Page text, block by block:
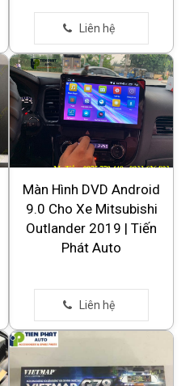
Màn Hình DVD Android
9.0 Cho Xe Mitsubishi
Outlander 2019 | Tiến
Phát Auto